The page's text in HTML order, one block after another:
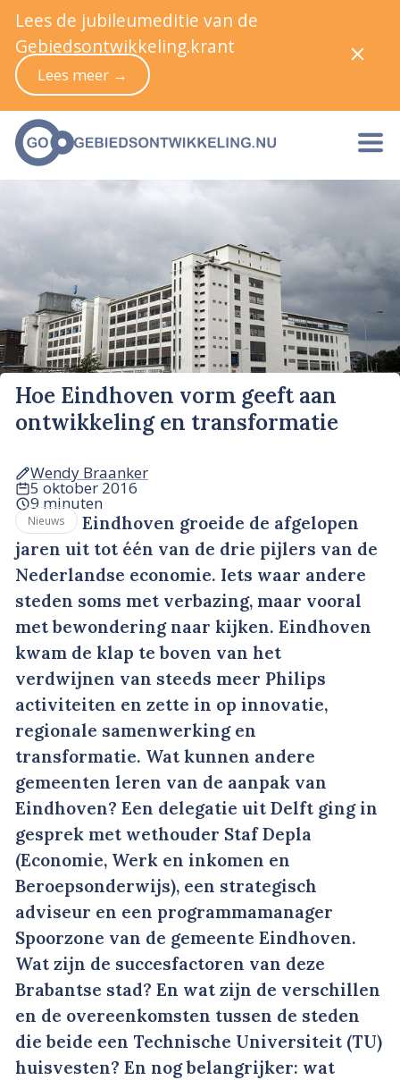
Hoe Eindhoven vorm geeft aan
ontwikkeling en transformatie
Wendy Braanker
5 oktober 2016
9 minuten
Nieuws
Eindhoven groeide de afgelopen
jaren uit tot één van de drie pijlers van de
Nederlandse economie. Iets waar andere
steden soms met verbazing, maar vooral
met bewondering naar kijken. Eindhoven
kwam de klap te boven van het
verdwijnen van steeds meer Philips
activiteiten en zette in op innovatie,
regionale samenwerking en
transformatie. Wat kunnen andere
gemeenten leren van de aanpak van
Eindhoven? Een delegatie uit Delft ging in
gesprek met wethouder Staf Depla
(Economie, Werk en inkomen en
Beroepsonderwijs), een strategisch
adviseur en een programmamanager
Spoorzone van de gemeente Eindhoven.
Wat zijn de succesfactoren van deze
Brabantse stad? En wat zijn de verschillen
en de overeenkomsten tussen de steden
die beide een Technische Universiteit (TU)
huisvesten? En nog belangrijker: wat
Lees de jubileumeditie van de
Gebiedsontwikkeling.krant
Lees meer →